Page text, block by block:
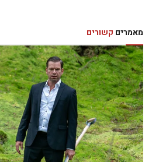
מאמרים קשורים